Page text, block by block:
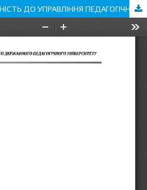
МЕТОДОЛОГІЧНА ГОТОВНІСТЬ ДО УПРАВЛІННЯ ПЕДАГОГІЧНИМ ПРОЦЕСОМ ТА РОЗВИТОК РЕФЛЕКСИВНОГО МИСЛЕННЯ МАЙБУТНЬОГО ПЕДАГОГА